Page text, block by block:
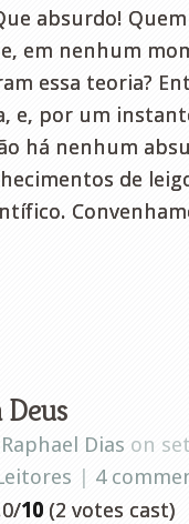
absurdo!
em nenhum
essa teoria?
e, por um
há nenhum
de
Deus
Raphael Dias on
| 4
10 (2 votes cast)